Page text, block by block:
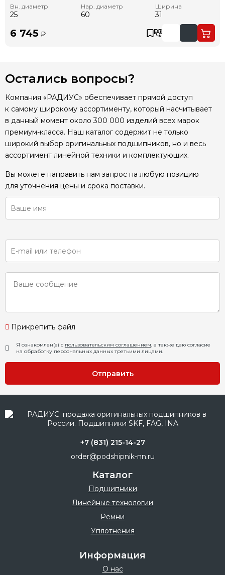
Вн. диаметр
25
Нар. диаметр
60
Ширина
31
6 745 ₽
Остались вопросы?
Компания «РАДИУС» обеспечивает прямой доступ
к самому широкому ассортименту, который насчитывает
в данный момент около 300 000 изделий всех марок
премиум-класса. Наш каталог содержит не только
широкий выбор оригинальных подшипников, но и весь
ассортимент линейной техники и комплектующих.
Вы можете направить нам запрос на любую позицию
для уточнения цены и срока поставки.
Прикрепить файл
Я ознакомлен(а) с пользовательским соглашением, а также даю согласие
на обработку персональных данных третьими лицами.
Отправить
+7 (831) 215-14-27
order@podshipnik-nn.ru
Каталог
Подшипники
Линейные технологии
Ремни
Уплотнения
Информация
О нас